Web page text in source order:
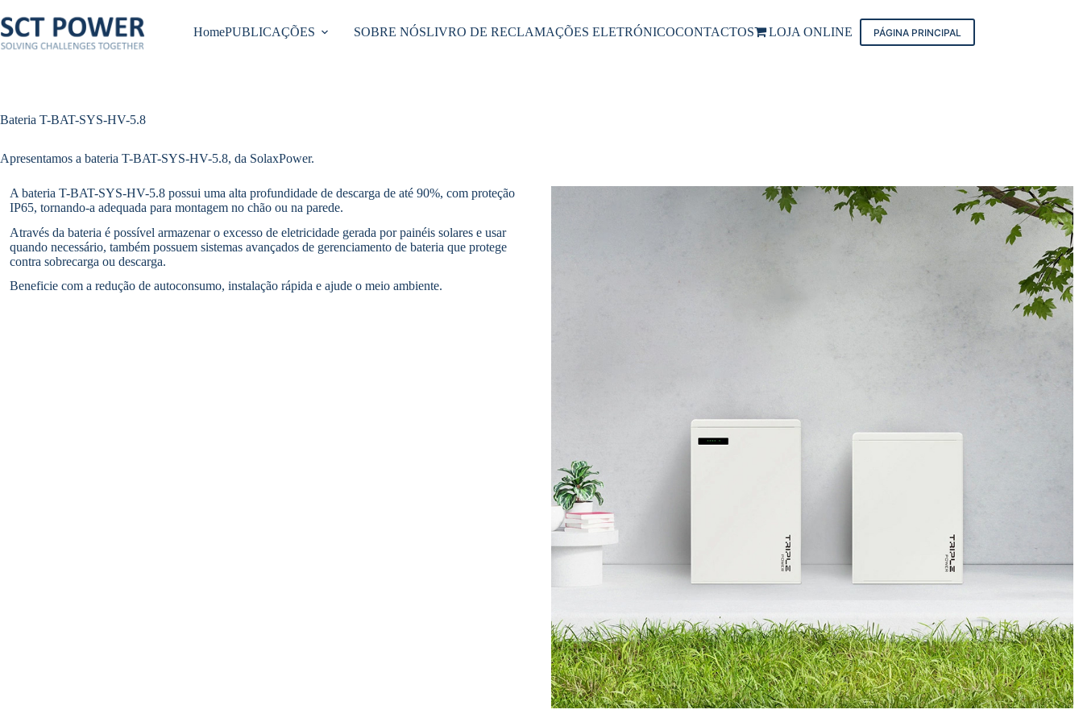
para
o
conteúdo
HomePUBLICAÇÕES SOBRE NÓSLIVRO DE RECLAMAÇÕES ELETRÓNICOCONTACTOS LOJA ONLINE PÁGINA PRINCIPAL
Bateria T-BAT-SYS-HV-5.8
Apresentamos a bateria T-BAT-SYS-HV-5.8, da SolaxPower.
A bateria T-BAT-SYS-HV-5.8 possui uma alta profundidade de descarga de até 90%, com proteção
IP65, tornando-a adequada para montagem no chão ou na parede.
Através da bateria é possível armazenar o excesso de eletricidade gerada por painéis solares e usar
quando necessário, também possuem sistemas avançados de gerenciamento de bateria que protege
contra sobrecarga ou descarga.
Beneficie com a redução de autoconsumo, instalação rápida e ajude o meio ambiente.